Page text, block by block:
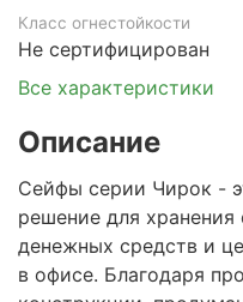
Класс огнестойкости
Не сертифицирован
Все характеристики
Описание
Сейфы серии Чирок -
решение для
денежных средств и
в офисе. Благодаря